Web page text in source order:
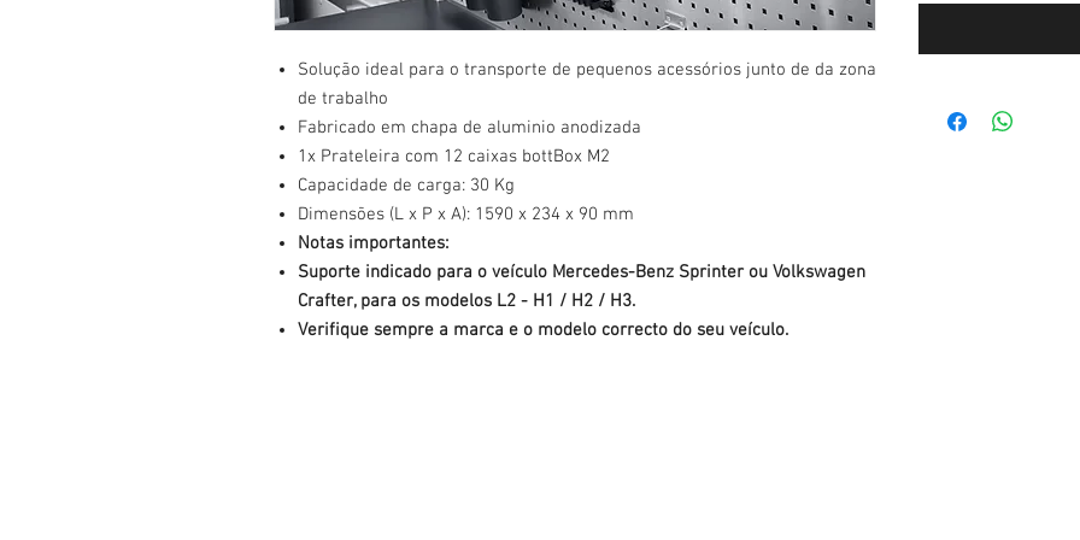
Solução ideal para o transporte de pequenos acessórios junto de da zona
de trabalho
Fabricado em chapa de aluminio anodizada
1x Prateleira com 12 caixas bottBox M2
Capacidade de carga: 30 Kg
Dimensões (L x P x A): 1590 x 234 x 90 mm
Notas importantes:
Suporte indicado para o veículo Mercedes-Benz Sprinter ou Volkswagen
Crafter, para os modelos L2 - H1 / H2 / H3.
Verifique sempre a marca e o modelo correcto do seu veículo.